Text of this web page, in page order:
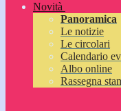
Novità
Panoramica
Le notizie
Le circolari
Calendario
Albo online
Rassegna